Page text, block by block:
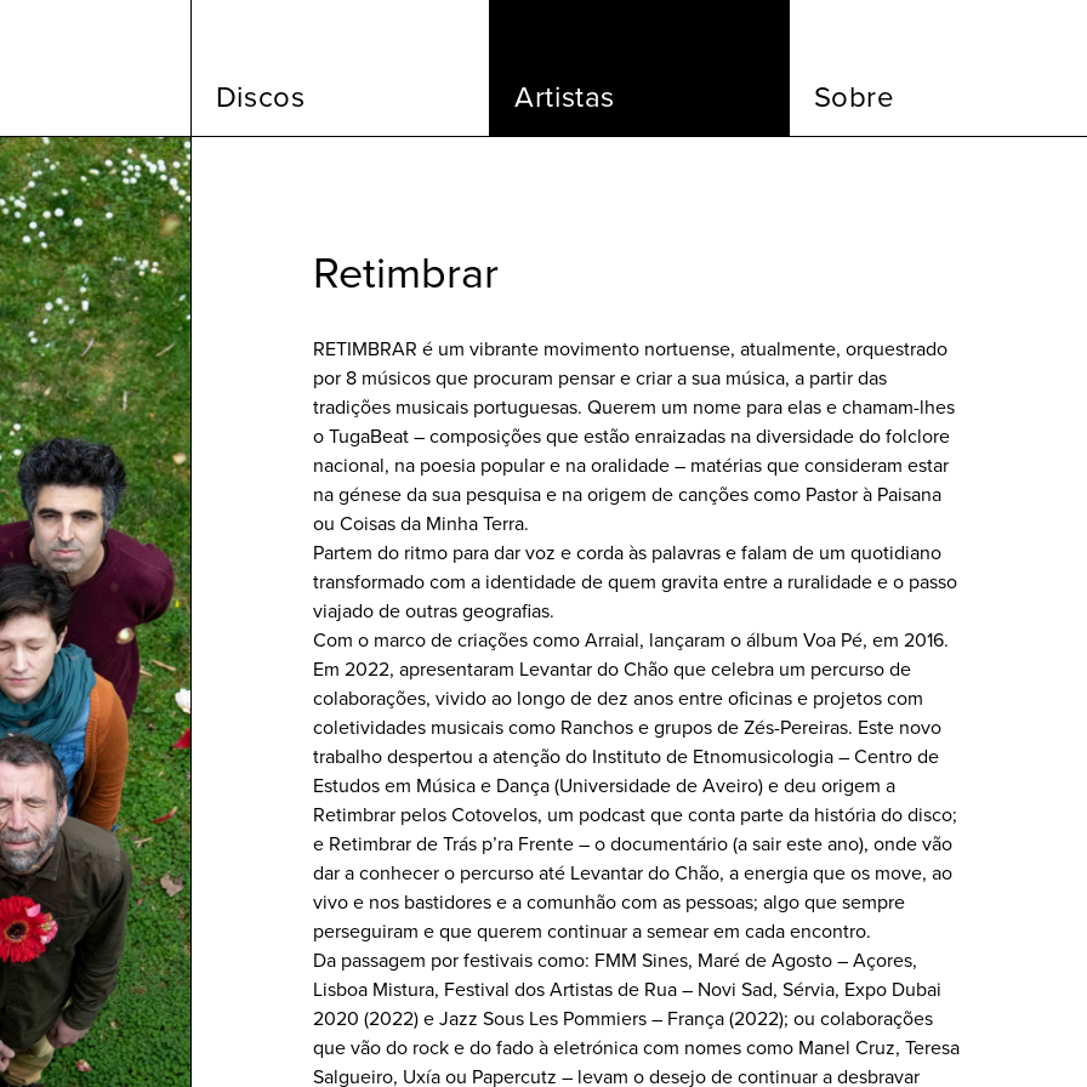
Discos Artistas Sobre
Retimbrar
RETIMBRAR é um vibrante movimento nortuense, atualmente, orquestrado
por 8 músicos que procuram pensar e criar a sua música, a partir das
tradições musicais portuguesas. Querem um nome para elas e chamam-lhes
o TugaBeat – composições que estão enraizadas na diversidade do folclore
nacional, na poesia popular e na oralidade – matérias que consideram estar
na génese da sua pesquisa e na origem de canções como Pastor à Paisana
ou Coisas da Minha Terra.
Partem do ritmo para dar voz e corda às palavras e falam de um quotidiano
transformado com a identidade de quem gravita entre a ruralidade e o passo
viajado de outras geografias.
Com o marco de criações como Arraial, lançaram o álbum Voa Pé, em 2016.
Em 2022, apresentaram Levantar do Chão que celebra um percurso de
colaborações, vivido ao longo de dez anos entre oficinas e projetos com
coletividades musicais como Ranchos e grupos de Zés-Pereiras. Este novo
trabalho despertou a atenção do Instituto de Etnomusicologia – Centro de
Estudos em Música e Dança (Universidade de Aveiro) e deu origem a
Retimbrar pelos Cotovelos, um podcast que conta parte da história do disco;
e Retimbrar de Trás p’ra Frente – o documentário (a sair este ano), onde vão
dar a conhecer o percurso até Levantar do Chão, a energia que os move, ao
vivo e nos bastidores e a comunhão com as pessoas; algo que sempre
perseguiram e que querem continuar a semear em cada encontro.
Da passagem por festivais como: FMM Sines, Maré de Agosto – Açores,
Lisboa Mistura, Festival dos Artistas de Rua – Novi Sad, Sérvia, Expo Dubai
2020 (2022) e Jazz Sous Les Pommiers – França (2022); ou colaborações
que vão do rock e do fado à eletrónica com nomes como Manel Cruz, Teresa
Salgueiro, Uxía ou Papercutz – levam o desejo de continuar a desbravar